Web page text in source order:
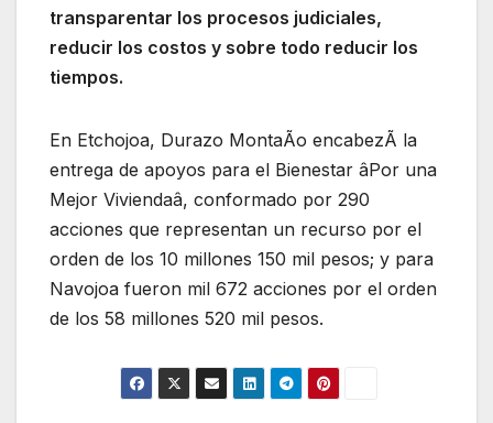
transparentar los procesos judiciales,
reducir los costos y sobre todo reducir los
tiempos.
En Etchojoa, Durazo MontaÃo encabezÃ la
entrega de apoyos para el Bienestar âPor una
Mejor Viviendaâ, conformado por 290
acciones que representan un recurso por el
orden de los 10 millones 150 mil pesos; y para
Navojoa fueron mil 672 acciones por el orden
de los 58 millones 520 mil pesos.